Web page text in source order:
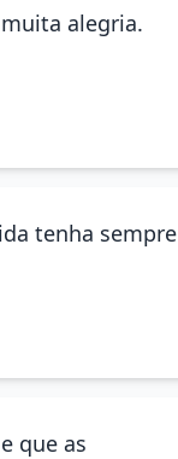
alegria.
tenha sempre
que as